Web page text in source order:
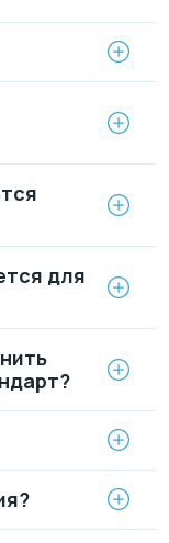
для